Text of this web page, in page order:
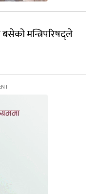
मन्त्रिपरिषद्ले